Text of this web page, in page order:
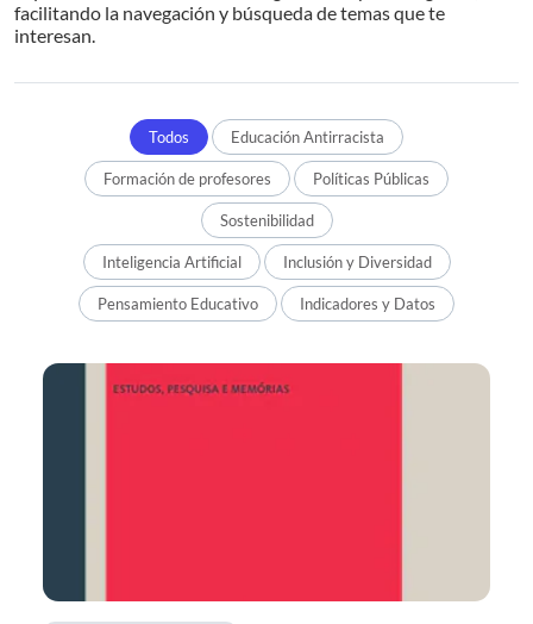
facilitando la navegación y búsqueda de temas que te
interesan.
Todos Educación Antirracista
Formación de profesores Políticas Públicas
Sostenibilidad
Inteligencia Artificial Inclusión y Diversidad
Pensamiento Educativo Indicadores y Datos